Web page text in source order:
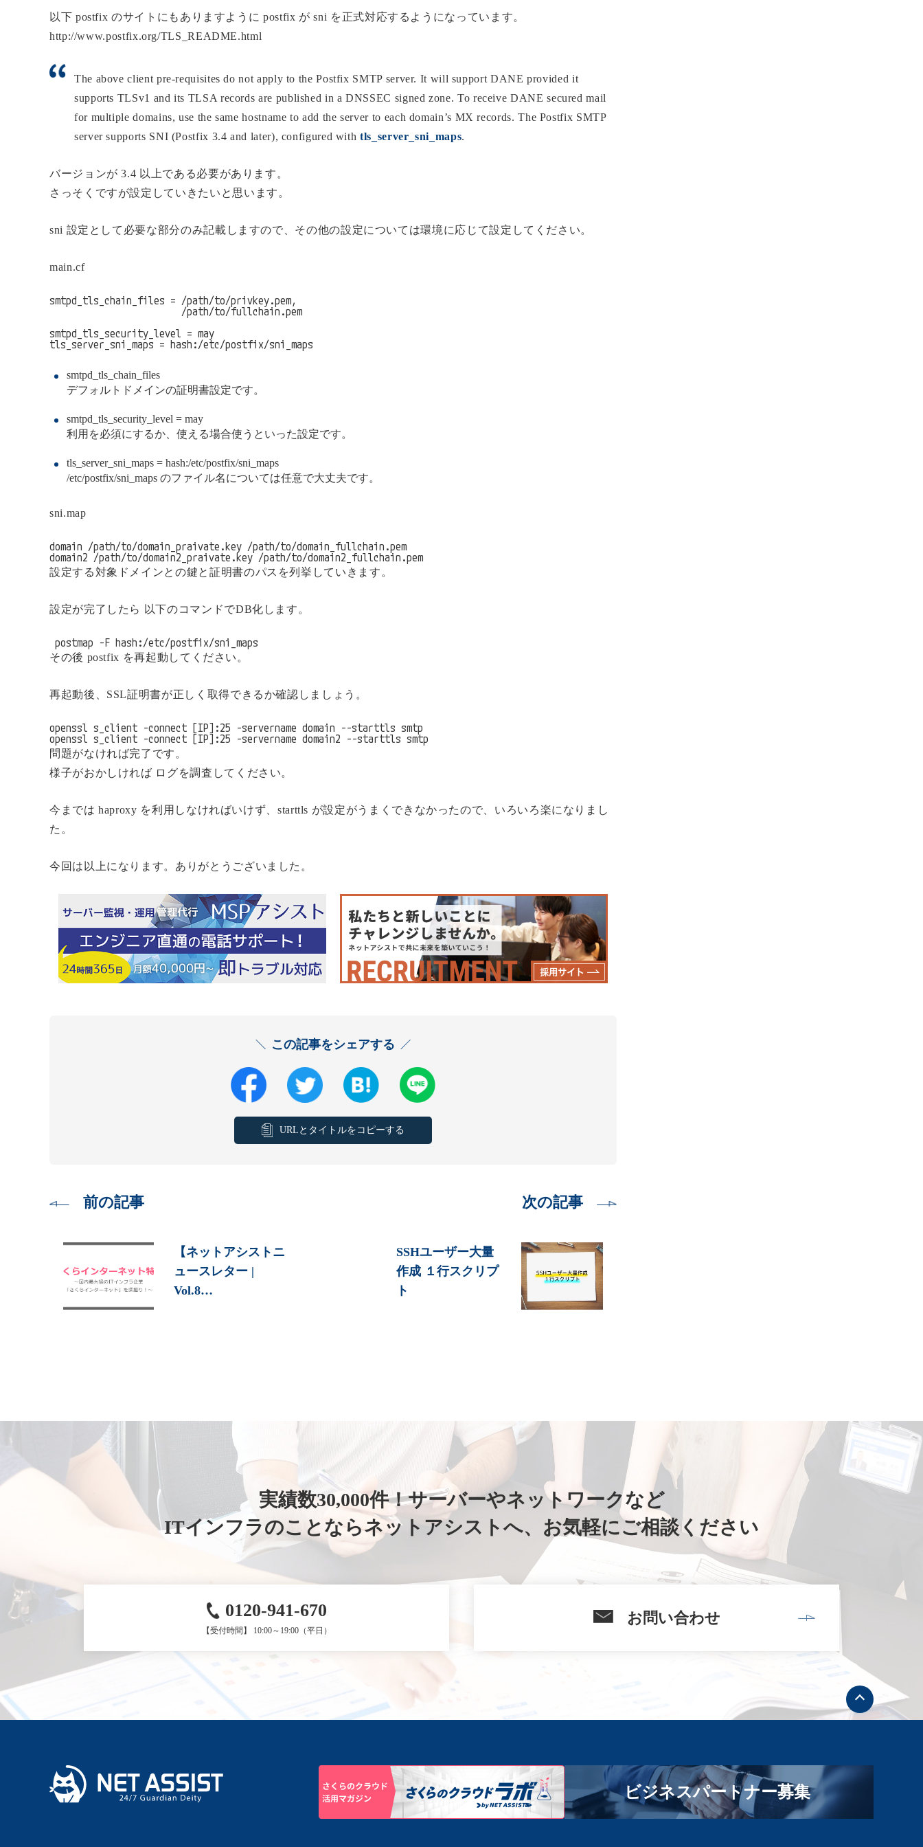
以下 postfix のサイトにもありますように postfix が sni を正式対応するようになっています。
http://www.postfix.org/TLS_README.html
The above client pre-requisites do not apply to the Postfix SMTP server. It will support DANE provided it
supports TLSv1 and its TLSA records are published in a DNSSEC signed zone. To receive DANE secured mail
for multiple domains, use the same hostname to add the server to each domain’s MX records. The Postfix SMTP
server supports SNI (Postfix 3.4 and later), configured withtls_server_sni_maps.
バージョンが 3.4 以上である必要があります。
さっそくですが設定していきたいと思います。
sni 設定として必要な部分のみ記載しますので、その他の設定については環境に応じて設定してください。
main.cf
smtpd_tls_chain_files = /path/to/privkey.pem,
                        /path/to/fullchain.pem
smtpd_tls_security_level = may
tls_server_sni_maps = hash:/etc/postfix/sni_maps
smtpd_tls_chain_files
デフォルトドメインの証明書設定です。
smtpd_tls_security_level = may
利用を必須にするか、使える場合使うといった設定です。
tls_server_sni_maps = hash:/etc/postfix/sni_maps
/etc/postfix/sni_maps のファイル名については任意で大丈夫です。
sni.map
domain /path/to/domain_praivate.key /path/to/domain_fullchain.pem
domain2 /path/to/domain2_praivate.key /path/to/domain2_fullchain.pem
設定する対象ドメインとの鍵と証明書のパスを列挙していきます。
設定が完了したら 以下のコマンドでDB化します。
postmap -F hash:/etc/postfix/sni_maps
その後 postfix を再起動してください。
再起動後、SSL証明書が正しく取得できるか確認しましょう。
openssl s_client -connect [IP]:25 -servername domain --starttls smtp
openssl s_client -connect [IP]:25 -servername domain2 --starttls smtp
問題がなければ完了です。
様子がおかしければ ログを調査してください。
今までは haproxy を利用しなければいけず、starttls が設定がうまくできなかったので、いろいろ楽になりまし
た。
今回は以上になります。ありがとうございました。
この記事をシェアする
URLとタイトルをコピーする
前の記事 次の記事
【ネットアシストニ
ュースレター |
Vol.8…
SSHユーザー大量
作成 １行スクリプ
ト
実績数30,000件！サーバーやネットワークなど
ITインフラのことならネットアシストへ、 お気軽にご相談ください
0120-941-670
【受付時間】 10:00～19:00（平日）
お問い合わせ
ト
ッ
プ
へ
ビジネスパートナー募集